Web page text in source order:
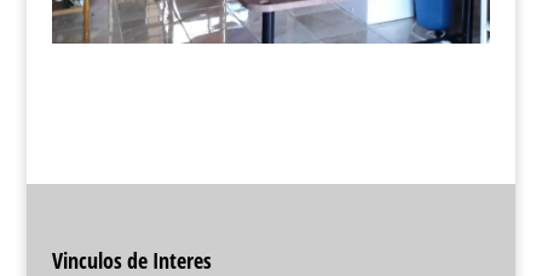
Vinculos de Interes